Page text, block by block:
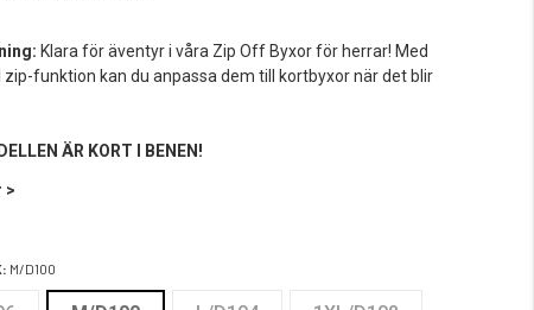
Klara för äventyr i våra Zip Off Byxor för herrar! Med
zip-funktion kan du anpassa dem till kortbyxor när det blir
ÄR KORT I BENEN!
>
M/D100